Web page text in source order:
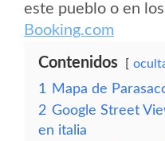
este pueblo o en
Booking.com
Contenidos
1
Mapa de
2 Google Street
en italia